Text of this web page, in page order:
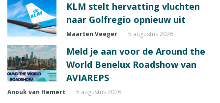
KLM stelt hervatting vluchten
naar Golfregio opnieuw uit
Maarten Veeger 5 augustus 2026
Meld je aan voor de Around the
World Benelux Roadshow van
AVIAREPS
Anouk van Hemert 5 augustus 2026